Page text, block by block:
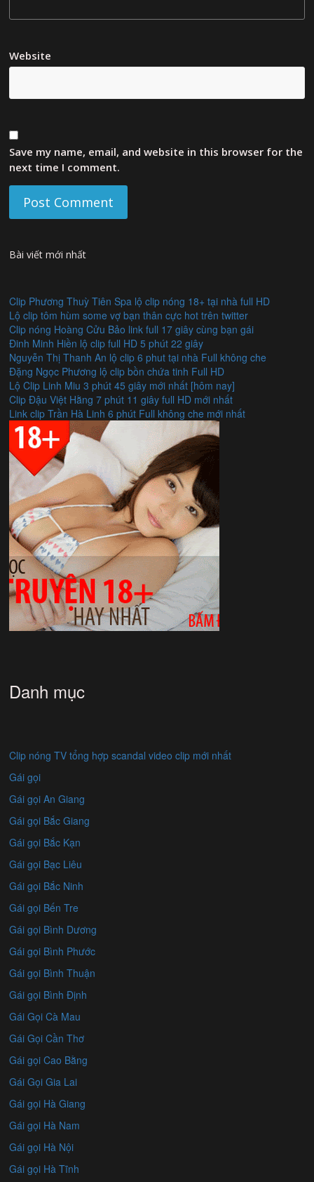
Website
Save my name, email, and website in this browser for the
next time I comment.
Bài viết mới nhất
Clip Phương Thuỳ Tiên Spa lộ clip nóng 18+ tại nhà full HD
Lộ clip tôm hùm some vợ bạn thân cực hot trên twitter
Clip nóng Hoàng Cửu Bảo link full 17 giây cùng bạn gái
Đinh Minh Hiền lộ clip full HD 5 phút 22 giây
Nguyễn Thị Thanh An lộ clip 6 phut tại nhà Full không che
Đặng Ngọc Phương lộ clip bồn chứa tinh Full HD
Lộ Clip Linh Miu 3 phút 45 giây mới nhất [hôm nay]
Clip Đậu Việt Hằng 7 phút 11 giây full HD mới nhất
Link clip Trần Hà Linh 6 phút Full không che mới nhất
Danh mục
Clip nóng TV tổng hợp scandal video clip mới nhất
Gái gọi
Gái gọi An Giang
Gái gọi Bắc Giang
Gái gọi Bắc Kạn
Gái gọi Bạc Liêu
Gái gọi Bắc Ninh
Gái gọi Bến Tre
Gái gọi Bình Dương
Gái gọi Bình Phước
Gái gọi Bình Thuận
Gái gọi Bình Định
Gái Gọi Cà Mau
Gái Gọi Cần Thơ
Gái gọi Cao Bằng
Gái Gọi Gia Lai
Gái gọi Hà Giang
Gái gọi Hà Nam
Gái gọi Hà Nội
Gái gọi Hà Tĩnh